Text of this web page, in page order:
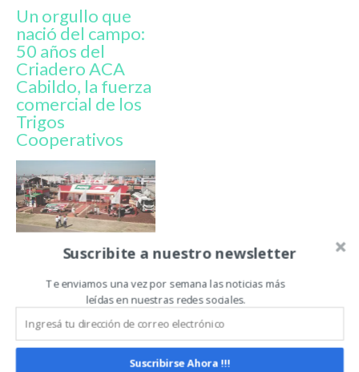
Un orgullo que
nació del campo:
50 años del
Criadero ACA
Cabildo, la fuerza
comercial de los
Trigos
Cooperativos
Bidones con
material
reciclado: ACA y
Puma Energy
unidas por la
sustentabilidad
Suscribite a nuestro newsletter
Te enviamos una vez por semana las noticias más
leídas en nuestras redes sociales.
Suscribirse Ahora !!!